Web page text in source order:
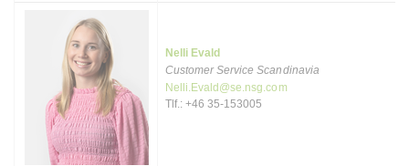
Nelli Evald
Customer Service Scandinavia
Nelli.Evald@se.nsg.com
Tlf.: +46 35-153005